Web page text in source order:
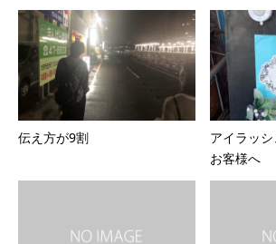
伝え方が9割
アイラッ
お客様へ